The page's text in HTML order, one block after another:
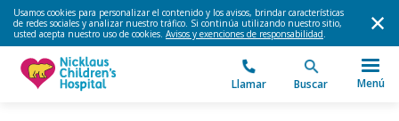
Usamos cookies para personalizar el contenido y los avisos, brindar características
de redes sociales y analizar nuestro tráfico. Si continúa utilizando nuestro sitio,
usted acepta nuestro uso de cookies. Avisos y exenciones de responsabilidad.
Llamar Buscar Menú